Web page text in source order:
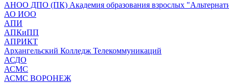
АНОО ДПО (ПК) Академия образования взрослых
АО ИОО
АПИ
АПКиПП
АПРИКТ
Архангельский Колледж Телекоммуникаций
АСДО
АСМС
АСМС ВОРОНЕЖ